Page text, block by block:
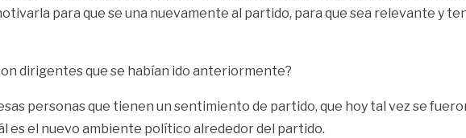
para que se una nuevamente al partido, para que sea relevante y
dirigentes que se habían ido anteriormente?
personas que tienen un sentimiento de partido, que hoy tal vez se
es el nuevo ambiente político alrededor del partido.